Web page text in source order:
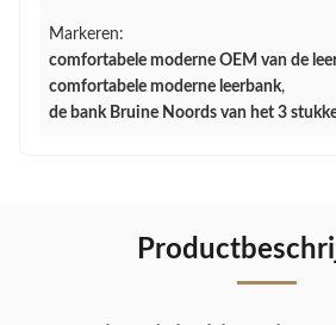
Markeren:
comfortabele moderne OEM van de
comfortabele moderne leerbank,
de bank Bruine Noords van het 3